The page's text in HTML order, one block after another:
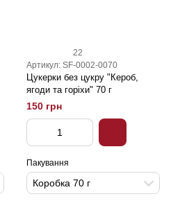
22
Артикул: SF-0002-0070
Цукерки без цукру "Кероб,
ягоди та горіхи" 70 г
150 грн
Пакування
Коробка 70 г